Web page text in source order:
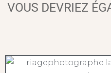
VOUS DEVRIEZ